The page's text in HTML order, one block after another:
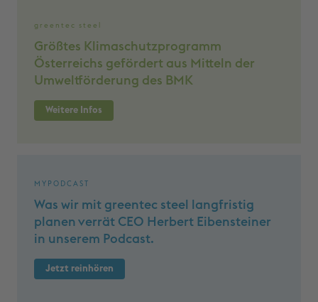
greentec steel
Größtes Klima­schutz­programm
Österreichs gefördert aus Mitteln der
Umweltförderung des BMK
Weitere Infos
MYPODCAST
Was wir mit greentec steel langfristig
planen verrät CEO Herbert Eibensteiner
in unserem Podcast.
Jetzt reinhören